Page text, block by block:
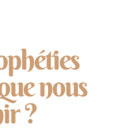
nous
?